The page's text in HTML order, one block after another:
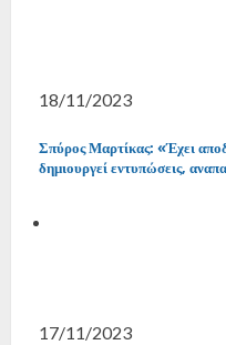
18/11/2023
Σπύρος Μαρτίκας: «Έχει
δημιουργεί εντυπώσεις,
17/11/2023